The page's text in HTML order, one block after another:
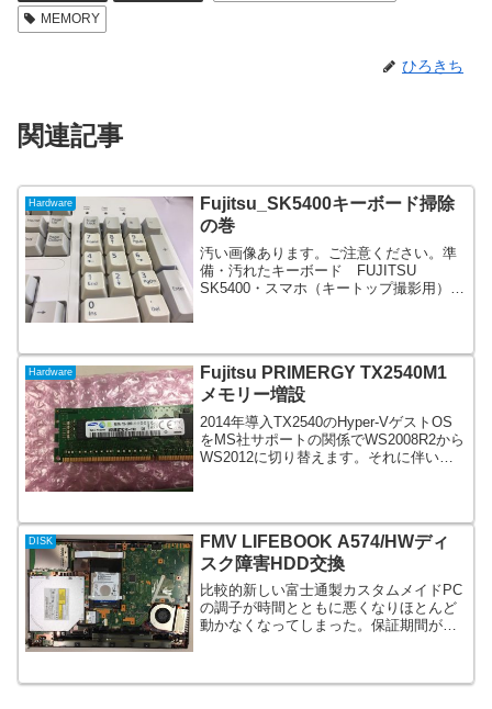
MEMORY
ひろきち
関連記事
Hardware
Fujitsu_SK5400キーボード掃除
の巻
汚い画像あります。ご注意ください。準
備・汚れたキーボード FUJITSU
SK5400・スマホ（キートップ撮影用）・
通PCに付属して...
Hardware
Fujitsu PRIMERGY TX2540M1
メモリー増設
2014年導入TX2540のHyper-VゲストOS
をMS社サポートの関係でWS2008R2から
WS2012に切り替えます。それに伴い同
DISK
FMV LIFEBOOK A574/HWディ
スク障害HDD交換
比較的新しい富士通製カスタムメイドPC
の調子が時間とともに悪くなりほとんど
動かなくなってしまった。保証期間が切